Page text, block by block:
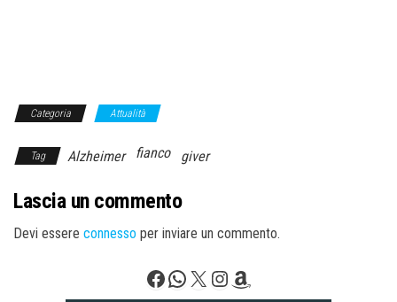
Categoria Attualità
Tag Alzheimer fianco giver
Lascia un commento
Devi essere connesso per inviare un commento.
Facebook
WhatsApp
X Instagram
Amazon